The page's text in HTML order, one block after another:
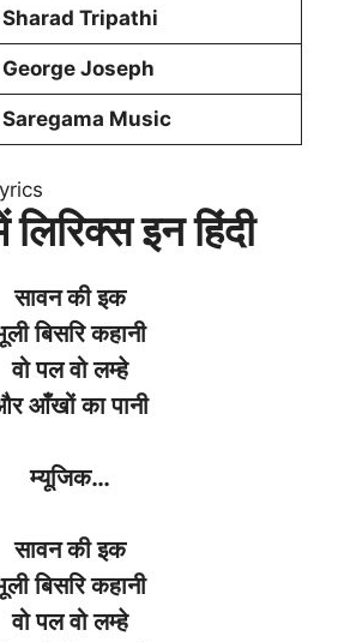
Sharad Tripathi
George Joseph
Saregama Music
लिरिक्स इन हिंदी
सावन की इक
बिसरि कहानी
वो पल वो लम्हे
आँखों का पानी
म्यूजिक…
सावन की इक
बिसरि कहानी
वो पल वो लम्हे